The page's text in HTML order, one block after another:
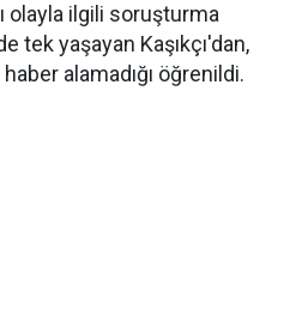
olayla ilgili soruşturma
tek yaşayan Kaşıkçı'dan,
alamadığı öğrenildi.